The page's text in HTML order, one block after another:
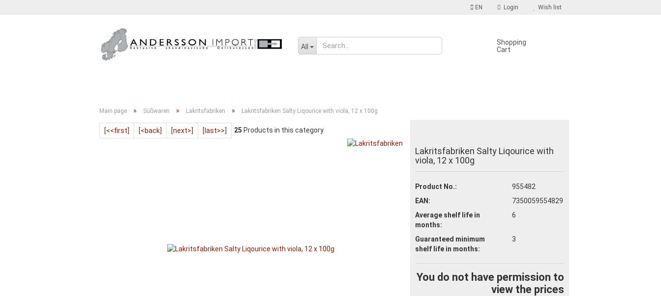
EN Login
Create a new account
Forgot password?
Wish list
All
Shopping
Cart
Main page » Süßwaren » Lakritsfabriken » Lakritsfabriken Salty Liqourice with viola, 12 x 100g
[<<first] [<back] [next>] [last>>] 25 Products in this category
Lakritsfabriken Salty Liqourice with
viola, 12 x 100g
Product No.:
955482
EAN:
7350059554829
Average shelf life in
months:
6
Guaranteed minimum
shelf lifein months:
3
You do not have permission to
view the prices